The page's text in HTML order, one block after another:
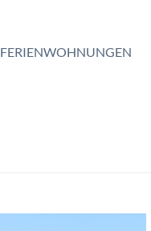
FERIENWOHNUNGEN